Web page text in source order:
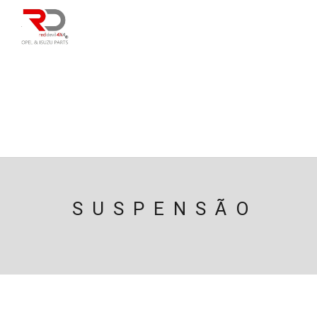
SUSPENSÃO